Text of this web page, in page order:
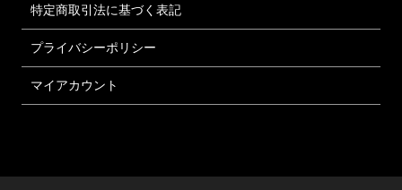
特定商取引法に基づく表記
プライバシーポリシー
マイアカウント